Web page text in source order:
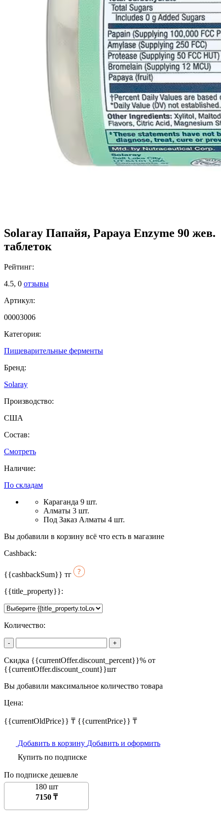
Solaray Папайя, Papaya Enzyme 90 жев.
таблеток
Рейтинг:
4.5, 0 отзывы
Артикул:
00003006
Категория:
Пищеварительные ферменты
Бренд:
Solaray
Производство:
США
Состав:
Смотреть
Наличие:
По складам
Караганда 9 шт.
Алматы 3 шт.
Под Заказ Алматы 4 шт.
Вы добавили в корзину всё что есть в магазине
Cashback:
{{cashbackSum}} тг
{{title_property}}:
Количество:
- +
Скидка {{currentOffer.discount_percent}}% от
{{currentOffer.discount_count}}шт
Вы добавили максимальное количество товара
Цена:
{{currentOldPrice}} ₸ {{currentPrice}} ₸
Добавить в корзину Добавить и оформить
Купить по подписке
По подписке дешевле
180 шт
7150 ₸